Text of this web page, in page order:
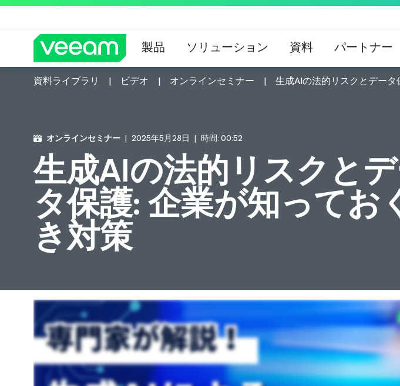
製品 ソリューション 資料 パートナー
資料ライブラリ ビデオ オンラインセミナー 生成AIの法的リスクとデー
オンラインセミナー 2025年5月28日 時間: 00:52
生成AIの法的リスクと
タ保護: 企業が知ってお
き対策